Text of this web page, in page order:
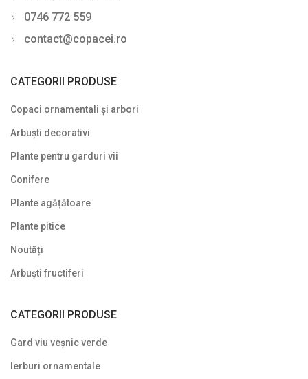
0746 772 559
contact@copacei.ro
CATEGORII PRODUSE
Copaci ornamentali și arbori
Arbuști decorativi
Plante pentru garduri vii
Conifere
Plante agățătoare
Plante pitice
Noutăți
Arbuști fructiferi
CATEGORII PRODUSE
Gard viu veșnic verde
Ierburi ornamentale